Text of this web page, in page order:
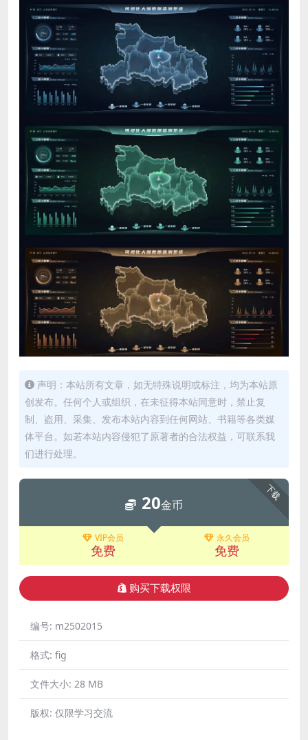
声明：本站所有文章，如无特殊说明或标注，均为本站原
创发布。任何个人或组织，在未征得本站同意时，禁止复
制、盗用、采集、发布本站内容到任何网站、书籍等各类媒
体平台。如若本站内容侵犯了原著者的合法权益，可联系我
们进行处理。
下载
20金币
VIP会员
免费
永久会员
免费
购买下载权限
编号: m2502015
格式: fig
文件大小: 28 MB
版权: 仅限学习交流